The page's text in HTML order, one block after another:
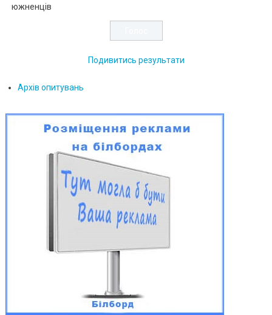
южненців
Подивитись результати
Архів опитувань